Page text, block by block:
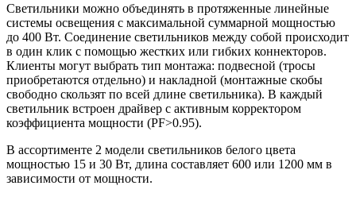
Светильники можно объединять в протяженные линейные
системы освещения с максимальной суммарной мощностью
до 400 Вт. Соединение светильников между собой происходит
в один клик с помощью жестких или гибких коннекторов.
Клиенты могут выбрать тип монтажа: подвесной (тросы
приобретаются отдельно) и накладной (монтажные скобы
свободно скользят по всей длине светильника). В каждый
светильник встроен драйвер с активным корректором
коэффициента мощности (PF>0.95).
В ассортименте 2 модели светильников белого цвета
мощностью 15 и 30 Вт, длина составляет 600 или 1200 мм в
зависимости от мощности.